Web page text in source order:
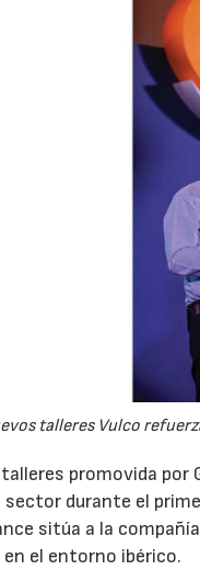
talleres Vulco
talleres promovida
durante el
sitúa a la
en el entorno ibérico.